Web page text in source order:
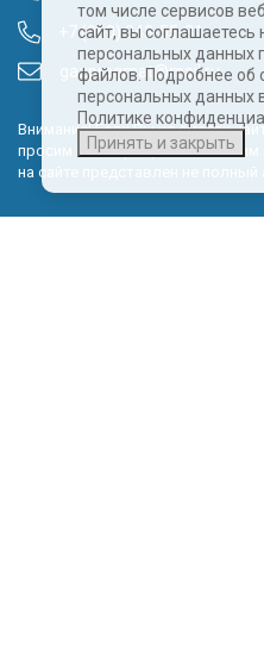
том числе сервисов
сайт, вы соглашаетесь
персональных данных
файлов. Подробнее об
персональных данных
Политике
Принять и закрыть
+7 (960) 343-55-81
gazpragmat@mail.ru
Внимание! Если Вы не смогли
просим Вас обращаться к
на сайте представлен не полный